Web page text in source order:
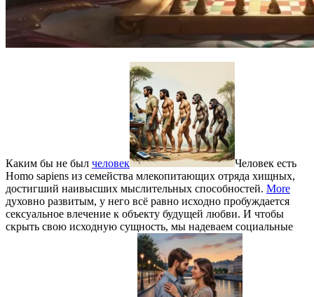
Каким бы не был человек
Человек есть
Homo sapiens из семейства млекопитающих отряда хищных,
достигший наивысших мыслительных способностей. More
духовно развитым, у него всё равно исходно пробуждается
сексуальное влечение к объекту будущей любви. И чтобы
скрыть свою исходную сущность, мы надеваем социальные